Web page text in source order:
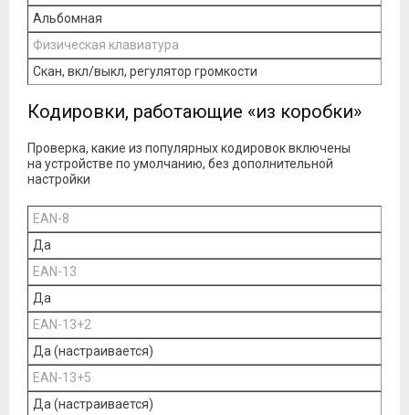
Альбомная
Физическая клавиатура
Скан, вкл/выкл, регулятор громкости
Кодировки, работающие «из коробки»
Проверка, какие из популярных кодировок включены
на устройстве по умолчанию, без дополнительной
настройки
EAN-8
Да
EAN-13
Да
EAN-13+2
Да (настраивается)
EAN-13+5
Да (настраивается)